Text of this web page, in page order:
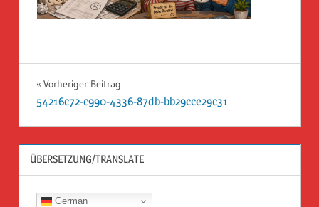
Beitragsnavigation
Vorheriger Beitrag
54216c72-c990-4336-87db-bb29cce29c31
ÜBERSETZUNG/TRANSLATE
German